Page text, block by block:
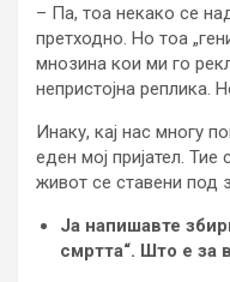
– Па, тоа некако се
претходно. Но тоа
мнозина кои ми го
непристојна реплика.
Инаку, кај нас многу
еден мој пријател.
живот се ставени под
Ја напишавте
смртта“. Што е за